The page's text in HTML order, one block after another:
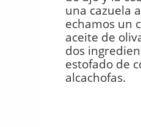
una cazuela
echamos un
aceite de
dos
estofado de
alcachofas.